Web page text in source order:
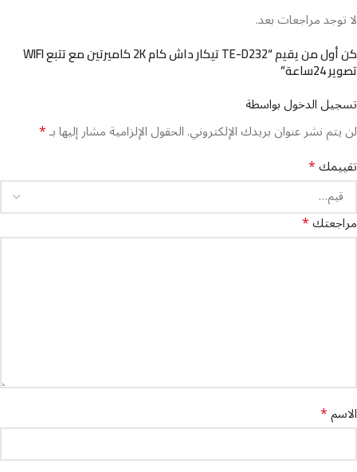
لا توجد مراجعات بعد.
كن أول من يقيم “TE-D232 تيكار داش كام 2K كاميرتين مع تتبع WIFI
تصوير 24ساعة”
تسجيل الدخول بواسطة
لن يتم نشر عنوان بريدك الإلكتروني.الحقول الإلزامية مشار إليها بـ*
تقييمك*
مراجعتك*
الاسم*